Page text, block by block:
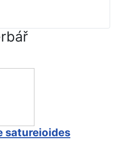
satureioides